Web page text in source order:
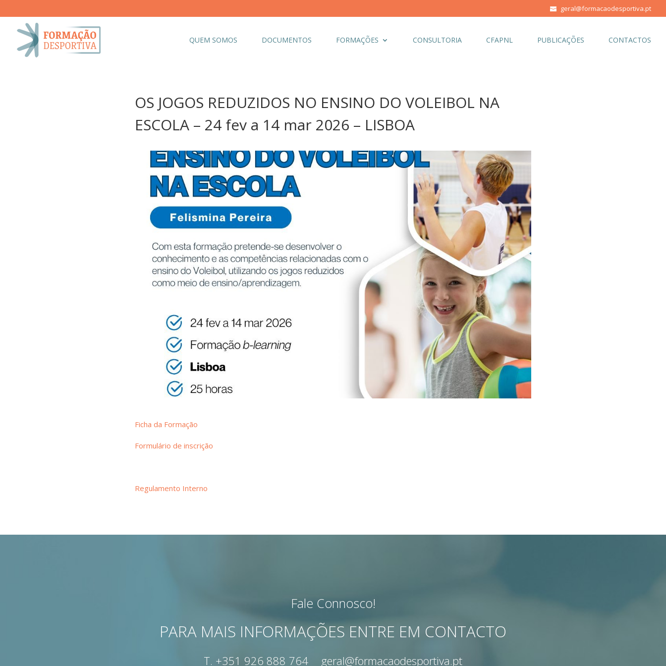
geral@formacaodesportiva.pt
QUEM SOMOS DOCUMENTOS FORMAÇÕES CONSULTORIA CFAPNL PUBLICAÇÕES CONTACTOS
OS JOGOS REDUZIDOS NO ENSINO DO VOLEIBOL NA
ESCOLA – 24 fev a 14 mar 2026 – LISBOA
Ficha da Formação
Formulário de inscrição
Regulamento Interno
Fale Connosco!
PARA MAIS INFORMAÇÕES ENTRE EM CONTACTO
T. +351 926 888 764 geral@formacaodesportiva.pt